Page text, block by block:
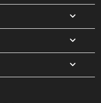
expand_more
expand_more
expand_more